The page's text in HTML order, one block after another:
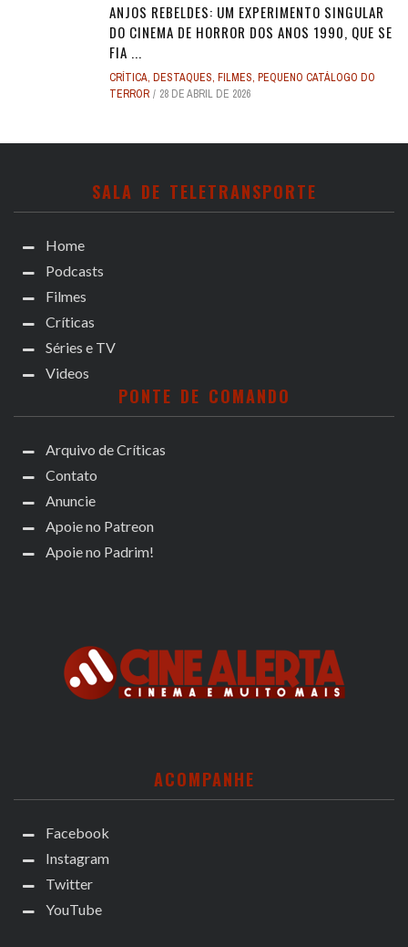
ANJOS REBELDES: UM EXPERIMENTO SINGULAR
DO CINEMA DE HORROR DOS ANOS 1990, QUE SE
FIA ...
CRÍTICA, DESTAQUES, FILMES, PEQUENO CATÁLOGO DO
TERROR
28 DE ABRIL DE 2026
SALA DE TELETRANSPORTE
Home
Podcasts
Filmes
Críticas
Séries e TV
Videos
PONTE DE COMANDO
Arquivo de Críticas
Contato
Anuncie
Apoie no Patreon
Apoie no Padrim!
ACOMPANHE
Facebook
Instagram
Twitter
YouTube